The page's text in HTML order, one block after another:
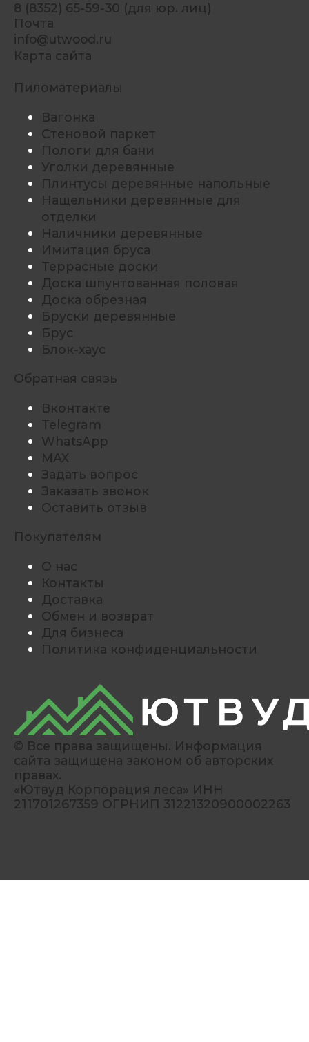
8 (8352) 65-59-30 (для юр. лиц)
Почта
info@utwood.ru
Карта сайта
Пиломатериалы
Вагонка
Стеновой паркет
Пологи для бани
Уголки деревянные
Плинтусы деревянные напольные
Нащельники деревянные для
отделки
Наличники деревянные
Имитация бруса
Террасные доски
Доска шпунтованная половая
Доска обрезная
Бруски деревянные
Брус
Блок-хаус
Обратная связь
Вконтакте
Telegram
WhatsApp
MAX
Задать вопрос
Заказать звонок
Оставить отзыв
Покупателям
О нас
Контакты
Доставка
Обмен и возврат
Для бизнеса
Политика конфиденциальности
© Все права защищены. Информация
сайта защищена законом об авторских
правах.
«Ютвуд Корпорация леса» ИНН
211701267359 ОГРНИП 31221320900002263